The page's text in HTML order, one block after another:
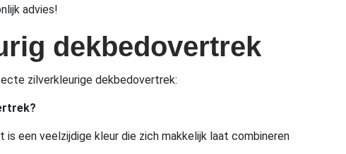
advies!
dekbedovertrek
zilverkleurige dekbedovertrek:
een veelzijdige kleur die zich makkelijk laat combineren